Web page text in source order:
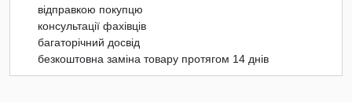
відправкою покупцю
консультації фахівців
багаторічний досвід
безкоштовна заміна товару протягом 14 днів